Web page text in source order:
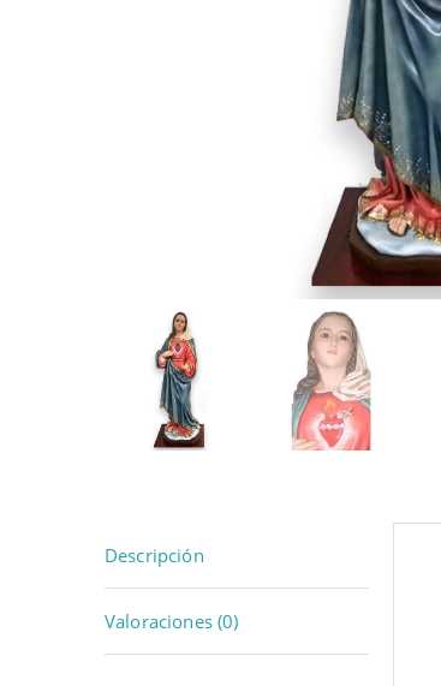
Descripción
Valoraciones (0)